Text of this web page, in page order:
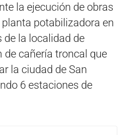
la ejecución de obras
potabilizadora en
de la localidad de
de cañería troncal que
la ciudad de San
6 estaciones de